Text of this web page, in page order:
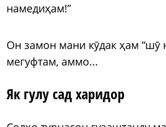
намедиҳам!”
Он замон мани кӯдак ҳам “шӯ
мегуфтам, аммо...
Як гулу сад харидор